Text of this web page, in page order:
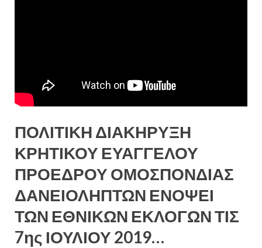
ΠΟΛΙΤΙΚΗ ΔΙΑΚΗΡΥΞΗ
ΚΡΗΤΙΚΟΥ ΕΥΑΓΓΕΛΟΥ
ΠΡΟΕΔΡΟΥ ΟΜΟΣΠΟΝΔΙΑΣ
ΔΑΝΕΙΟΛΗΠΤΩΝ ΕΝΟΨΕΙ
ΤΩΝ ΕΘΝΙΚΩΝ ΕΚΛΟΓΩΝ ΤΙΣ
7ης ΙΟΥΛΙΟΥ 2019…